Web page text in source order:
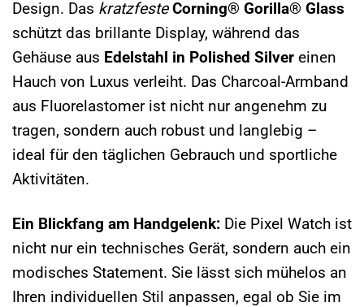
Design. Das kratzfeste Corning® Gorilla® Glass
schützt das brillante Display, während das
Gehäuse aus Edelstahl in Polished Silver einen
Hauch von Luxus verleiht. Das Charcoal-Armband
aus Fluorelastomer ist nicht nur angenehm zu
tragen, sondern auch robust und langlebig –
ideal für den täglichen Gebrauch und sportliche
Aktivitäten.
Ein Blickfang am Handgelenk: Die Pixel Watch ist
nicht nur ein technisches Gerät, sondern auch ein
modisches Statement. Sie lässt sich mühelos an
Ihren individuellen Stil anpassen, egal ob Sie im